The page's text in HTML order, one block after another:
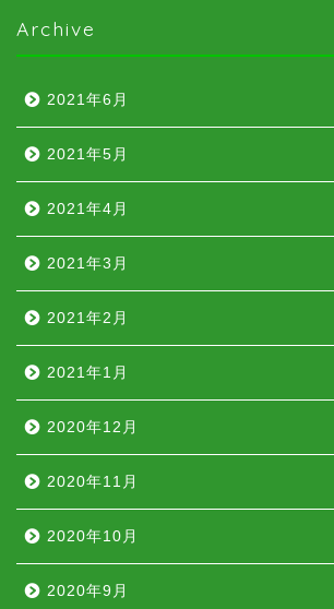
Archive
2021年6月
2021年5月
2021年4月
2021年3月
2021年2月
2021年1月
2020年12月
2020年11月
2020年10月
2020年9月